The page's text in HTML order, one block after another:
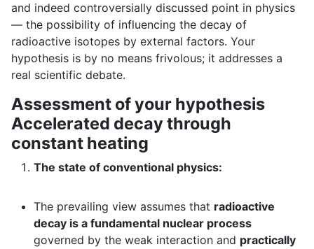
and indeed controversially discussed point in physics
— the possibility of influencing the decay of
radioactive isotopes by external factors. Your
hypothesis is by no means frivolous; it addresses a
real scientific debate.
Assessment of your hypothesis
Accelerated decay through
constant heating
The state of conventional physics:
The prevailing view assumes that radioactive
decay is a fundamental nuclear process
governed by the weak interaction and practically